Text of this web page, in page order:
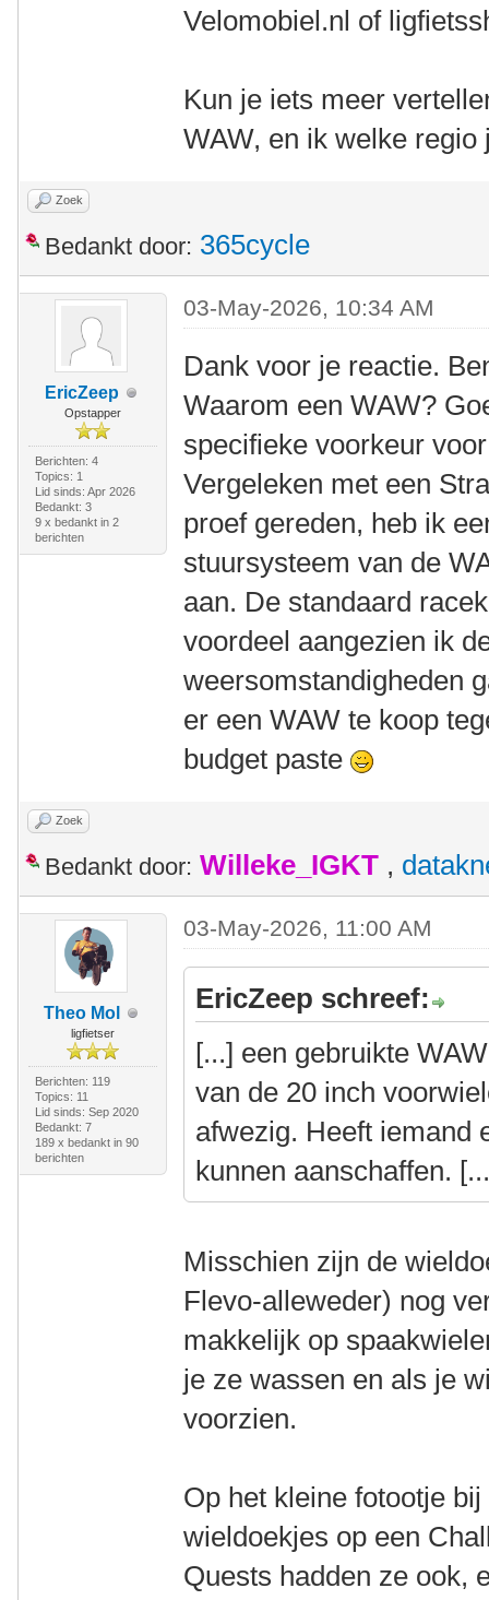
Velomobiel.nl of
Kun je iets meer
WAW, en ik welke regio
Zoek
Bedankt door: 365cycle
EricZeep
Opstapper
Berichten: 4
Topics: 1
Lid sinds: Apr 2026
Bedankt: 3
9 x bedankt in 2
berichten
03-May-2026, 10:34 AM
Dank voor je reactie.
Waarom een WAW?
specifieke voorkeur
Vergeleken met een
proef gereden, heb ik
stuursysteem van de
aan. De standaard
voordeel aangezien ik
weersomstandigheden
er een WAW te koop
budget paste
Zoek
Bedankt door: Willeke_IGKT ,
Theo Mol
ligfietser
Berichten: 119
Topics: 11
Lid sinds: Sep 2020
Bedankt: 7
189 x bedankt in 90
berichten
03-May-2026, 11:00 AM
EricZeep schreef:
[...] een gebruikte
van de 20 inch
afwezig. Heeft iemand
kunnen aanschaffen.
Misschien zijn de
Flevo-alleweder) nog
makkelijk op
je ze wassen en als je
voorzien.
Op het kleine fotootje
wieldoekjes op een
Quests hadden ze ook,